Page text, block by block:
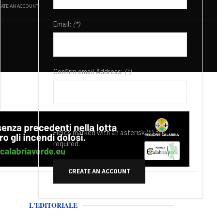
AN ACCOUNT
Email: (*)
Confirm email Address:(*)
Fields marked with an asterisk (*) are
required.
CREATE AN ACCOUNT
L'EDITORIALE